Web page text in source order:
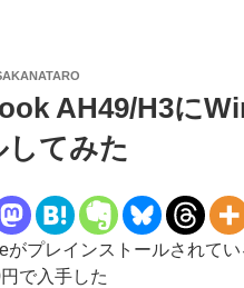
AH49/H3に
してみた
がプレインストールされてい
で入手した